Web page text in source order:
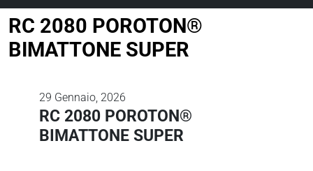
RC 2080 POROTON®
BIMATTONE SUPER
29 Gennaio, 2026
RC 2080 POROTON®
BIMATTONE SUPER